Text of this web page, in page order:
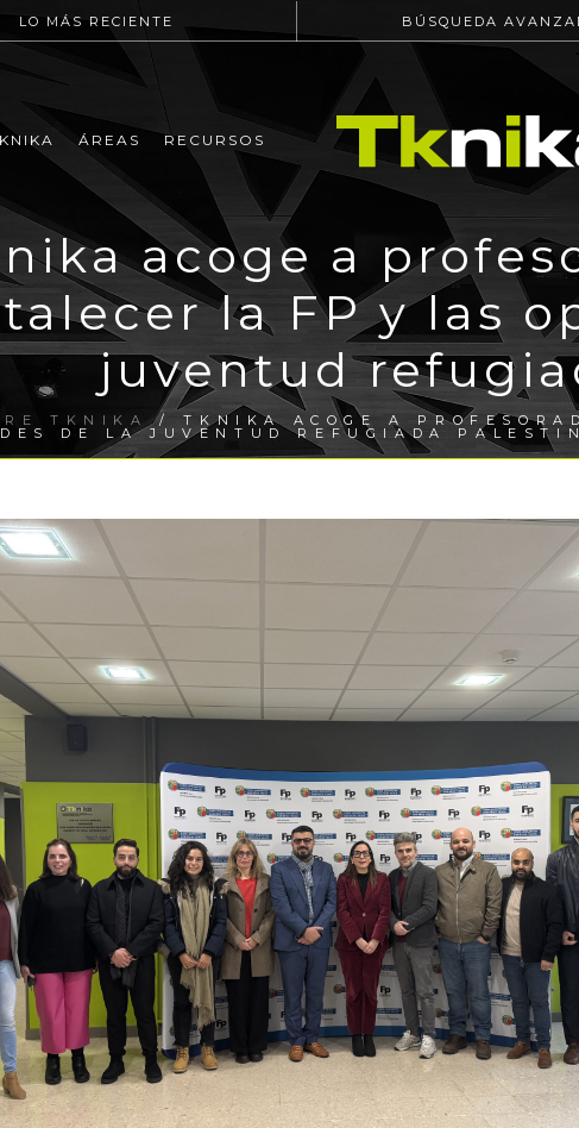
LO MÁS RECIENTE BÚSQUEDA
ÁREAS RECURSOS
acoge a
la FP y las
juventud
TKNIKA / TKNIKA ACOGE A
DE LA JUVENTUD REFUGIADA